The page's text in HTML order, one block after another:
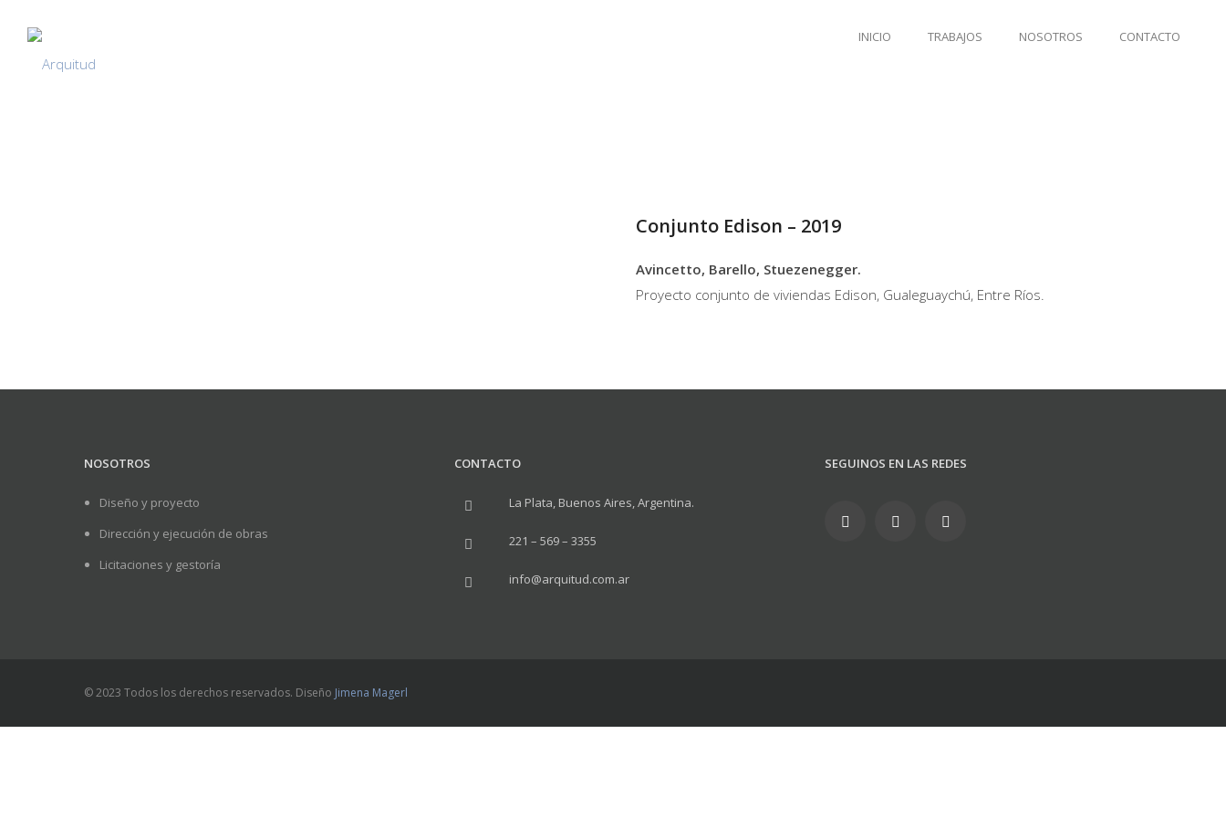
INICIO TRABAJOS NOSOTROS CONTACTO
Conjunto Edison – 2019
Avincetto, Barello, Stuezenegger.
Proyecto conjunto de viviendas Edison, Gualeguaychú, Entre Ríos.
NOSOTROS
Diseño y proyecto
Dirección y ejecución de obras
Licitaciones y gestoría
CONTACTO
La Plata, Buenos Aires, Argentina.
221 – 569 – 3355
info@arquitud.com.ar
SEGUINOS EN LAS REDES
© 2023 Todos los derechos reservados. Diseño Jimena Magerl